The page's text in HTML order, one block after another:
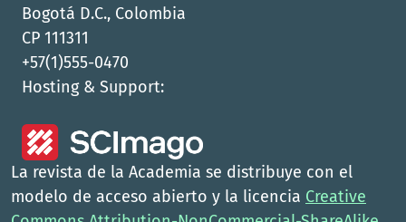
Bogotá D.C., Colombia
CP 111311
+57(1)555-0470
Hosting & Support:
La revista de la Academia se distribuye con el
modelo de acceso abierto y la licencia Creative